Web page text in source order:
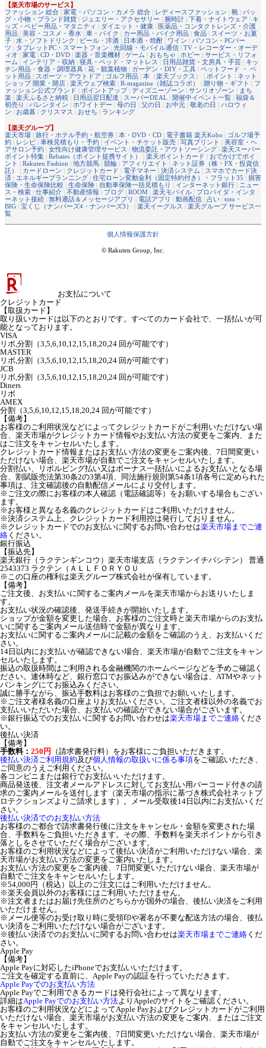
【楽天市場のサービス】
ファッション 総合 | 家電・パソコン・カメラ 総合 | レディースファッション | 靴 | バッ
グ・小物・ブランド雑貨 | ジュエリー・アクセサリー | 腕時計 | 下着・ナイトウェア | キ
ッズ・ベビー用品・マタニティ | ダイエット・健康 | 医薬品・コンタクトレンズ・介護
用品 | 美容・コスメ・香水 | 車・バイク | カー用品・バイク用品 | 食品 | スイーツ・お菓
子 | 水・ソフトドリンク | ビール・洋酒 | 日本酒・焼酎 | ワイン | パソコン・PCパー
ツ | タブレットPC・スマートフォン | 光回線・モバイル通信 | TV・レコーダー・オーデ
ィオ | 家電 | CD・DVD | 楽器・音楽機材 | ゲーム | おもちゃ | ホビー | サービス・リフォ
ーム | インテリア・収納 | 寝具・ベッド・マットレス | 日用品雑貨・文房具・手芸 | キッ
チン用品・食器・調理器具 | 花・観葉植物 | ガーデン・DIY・工具 | ペットフード ・ ペ
ット用品 | スポーツ・アウトドア | ゴルフ用品 | 本 （楽天ブックス ） | ポイント | ネット
ショップ 開業・開店 | 楽天ウェブ検索 | R-magazine（雑誌コラボ） | 贈り物・ギフト | フ
ァッション公式ブランド | ポイントアップ| ディズニーゾーン | サンリオゾーン | まち
楽 | 楽天ふるさと納税 | 日用品翌日配達 | スーパーDEAL | 開催中イベント一覧 | 福袋＆
初売り | バレンタイン | ホワイトデー | 母の日 | 父の日 | お中元 | 敬老の日 | ハロウィ
ン | お歳暮 | クリスマス | おせち | ランキング
【楽天グループ】
楽天市場 | 旅行・ホテル予約・航空券 | 本・DVD・CD | 電子書籍 楽天Kobo | ゴルフ場予
約 | レシピ | 車検見積もり・予約 | イベント・チケット販売 | 写真プリント | 美容室・ヘ
アサロン予約 | 女性向け健康管理サービス | 物流委託・アウトソーシング | 楽天スーパー
ポイント特集 | Rebates（ポイント提携サイト） | 楽天ポイントカード | おでかけでポイ
ント | Rakuten Fashion | 地方競馬 | 競輪 | アフィリエイト | ネット証券（株・FX・投資信
託）
| カードローン | クレジットカード | 電子マネー | 決済システム | スマホでカード決
済 | エネルギープランニング | 住宅ローン変動金利（固定特約付き）・フラット35 | 損害
保険・生命保険比較 | 生命保険 | 自動車保険一括見積もり | インターネット銀行 | ニュー
ス・検索 | 仕事紹介 | 不動産情報 | ブログ | ROOM | 楽天モバイル | プロバイダ・インタ
ーネット接続 | 無料通話＆メッセージアプリ | 電話アプリ | 動画配信 | 占い | toto・
BIG | 宝くじ（ナンバーズ4・ナンバーズ3） | 楽天イーグルス | 楽天グループ サービス一
覧
個人情報保護方針
© Rakuten Group, Inc.
お支払について
クレジットカード
【取扱カード】
取り扱いカードは以下のとおりです。すべてのカード会社で、一括払いが可
能となっております。
VISA
リボ,分割（3,5,6,10,12,15,18,20,24 回が可能です）
MASTER
リボ,分割（3,5,6,10,12,15,18,20,24 回が可能です）
JCB
リボ,分割（3,5,6,10,12,15,18,20,24 回が可能です）
Diners
リボ
AMEX
分割（3,5,6,10,12,15,18,20,24 回が可能です）
【備考】
お客様のご利用状況などによってクレジットカードがご利用いただけない場
合、楽天市場がクレジットカード情報やお支払い方法の変更をご案内、また
はご注文をキャンセルいたします。
クレジットカード情報またはお支払い方法の変更をご案内後、7日間変更い
ただけない場合、楽天市場が自動でご注文をキャンセルいたします。
分割払い、リボルビング払い又はボーナス一括払いによるお支払いとなる場
合、割賦販売法第30条2の3第4項、同法施行規則第54条1項各号に定められた
事項は、注文確認後の自動配信メールにより交付します。
※ご注文の際にお客様の本人確認（電話確認等）をお願いする場合もござい
ます。
※お客様と異なる名義のクレジットカードはご利用いただけません。
※決済システム上、クレジットカード利用控は発行しておりません。
※クレジットカードでのお支払いに関するお問い合わせは楽天市場までご連
絡 ください。
銀行振込
【振込先】
楽天銀行（ラクテンギンコウ）楽天市場支店（ラクテンイチバシテン） 普通
2543373 ラクテン（ＡＬＬＦＯＲＹＯＵ
※この口座の権利は楽天グループ株式会社が保有しています。
【備考】
ご注文後、お支払いに関するご案内メールを楽天市場からお送りいたしま
す。
お支払い状況の確認後、発送手続きが開始いたします。
ショップが金額を変更した場合、お客様のご注文時と楽天市場からのお支払
いに関するご案内メール送信時で金額が異なります。
お支払いに関するご案内メールに記載の金額をご確認のうえ、お支払いくだ
さい。
14日以内にお支払いが確認できない場合、楽天市場が自動でご注文をキャン
セルいたします。
振込の取扱時間はご利用される金融機関のホームページなどを予めご確認く
ださい。連休時など、銀行窓口でお振込みができない場合は、ATMやネット
バンキングにてお振込みください。
誠に勝手ながら、振込手数料はお客様のご負担でお願いいたします。
※ご注文者様名義の口座よりお支払いください。ご注文者様以外の名義でお
支払いいただいた場合、お支払いの確認ができない場合がございます。
※銀行振込でのお支払いに関するお問い合わせは楽天市場までご連絡 くださ
い。
後払い決済
【備考】
手数料： 250円 （請求書発行料）をお客様にご負担いただきます。
後払い決済ご利用規約及び個人情報の取扱いに係る事項をご確認いただき、
ご同意のうえご利用ください。
各コンビニまたは銀行でお支払いいただけます。
商品発送後、注文者メールアドレスに対してお支払い用バーコード付きの請
求のご案内メールを送付します（楽天市場の指示に基づき株式会社ネットプ
ロテクションズよりご請求します）。メール受取後14日以内にお支払いくだ
さい。
後払い決済でのお支払い方法
お客様のご都合で請求書発行後に注文をキャンセル・金額を変更された場
合、手数料をご負担いただきます。その際、手数料を楽天ポイントから引き
落としをさせていただく場合がございます。
お客様のご利用状況などによって後払い決済がご利用いただけない場合、楽
天市場がお支払い方法の変更をご案内いたします。
お支払い方法の変更をご案内後、7日間変更いただけない場合、楽天市場が
自動でご注文をキャンセルいたします。
※54,000円（税込）以上のご注文にはご利用いただけません。
※楽天会員以外のお客様にはご利用いただけません。
※注文者またはお届け先住所のどちらかが国外の場合、後払い決済をご利用
いただけません。
※メール便等のお受け取り時に受領印や署名が不要な配送方法の場合、後払
い決済をご利用いただけない場合がございます。
※後払い決済でのお支払いに関するお問い合わせは楽天市場までご連絡 くだ
さい。
Apple Pay
【備考】
Apple Payに対応したiPhoneでお支払いいただけます。
ご注文を確定する直前に、Apple Payの認証を行っていただきます。
Apple Payでのお支払い方法
Apple Payでご利用できるカードは発行会社によって異なります。
詳細はApple Payでのお支払い方法よりAppleのサイトをご確認ください。
お客様のご利用状況などによってApple Payおよびクレジットカードがご利用
いただけない場合、楽天市場がお支払い方法の変更をご案内、またはご注文
をキャンセルいたします。
お支払い方法の変更をご案内後、7日間変更いただけない場合、楽天市場が
自動でご注文をキャンセルいたします。